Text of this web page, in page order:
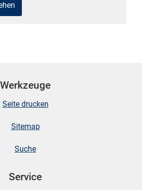
Werkzeuge
Seite drucken
Sitemap
Suche
Service